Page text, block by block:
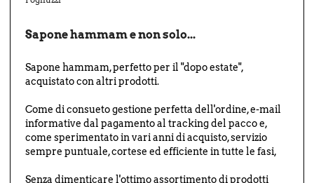
Sapone hammam e non solo...
Sapone hammam, perfetto per il "dopo estate",
acquistato con altri prodotti.
Come di consueto gestione perfetta dell'ordine, e-mail
informative dal pagamento al tracking del pacco e,
come sperimentato in vari anni di acquisto, servizio
sempre puntuale, cortese ed efficiente in tutte le fasi,
Senza dimenticare l'ottimo assortimento di prodotti